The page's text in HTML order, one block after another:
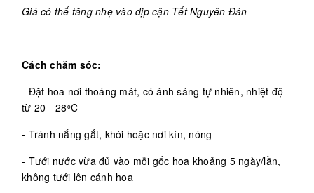
Giá có thể tăng nhẹ vào dịp cận Tết Nguyên Đán
Cách chăm sóc:
- Đặt hoa nơi thoáng mát, có ánh sáng tự nhiên, nhiệt độ
từ 20 - 28oC
- Tránh nắng gắt, khói hoặc nơi kín, nóng
- Tưới nước vừa đủ vào mỗi gốc hoa khoảng 5 ngày/lần,
không tưới lên cánh hoa